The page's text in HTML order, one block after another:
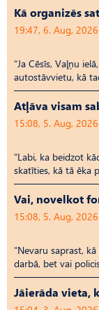
Kā organizēs
19:47, 6. Aug, 2026
“Ja Cēsīs, Vaļņu
autostāvvietu, kā
Atļāva visam
15:08, 5. Aug, 2026
“Labi, ka beidzot
skatīties, kā tā ēka
Vai, novelkot
15:08, 5. Aug, 2026
“Nevaru saprast,
darbā, bet vai
Jāierāda vieta,